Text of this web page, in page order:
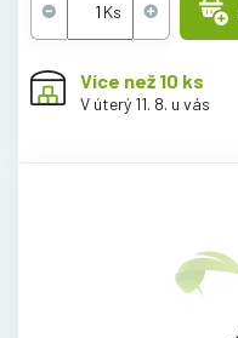
Více než 10 ks
V úterý 11. 8. u vás